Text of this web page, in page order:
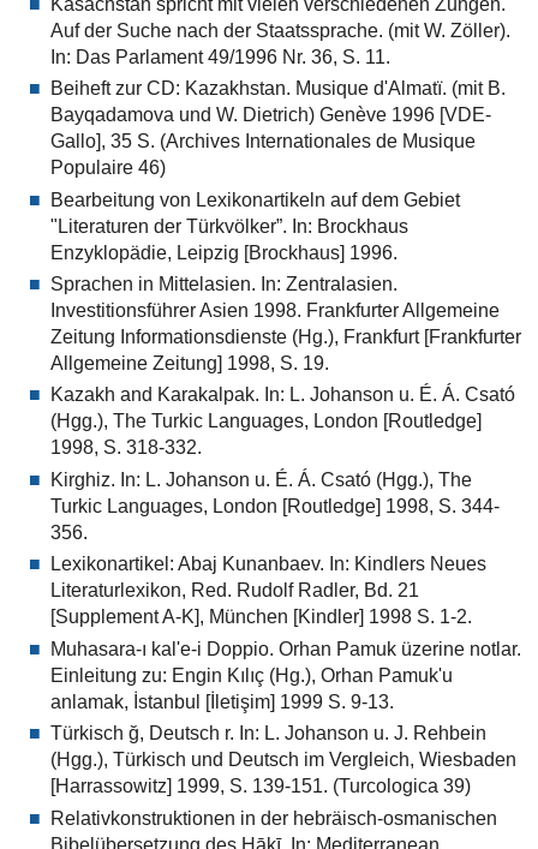
Auf der Suche nach der Staatssprache. (mit W. Zöller).
In: Das Parlament 49/1996 Nr. 36, S. 11.
Beiheft zur CD: Kazakhstan. Musique d'Almatï. (mit B.
Bayqadamova und W. Dietrich) Genève 1996 [VDE-
Gallo], 35 S. (Archives Internationales de Musique
Populaire 46)
Bearbeitung von Lexikonartikeln auf dem Gebiet
"Literaturen der Türkvölker”. In: Brockhaus
Enzyklopädie, Leipzig [Brockhaus] 1996.
Sprachen in Mittelasien. In: Zentralasien.
Investitionsführer Asien 1998. Frankfurter Allgemeine
Zeitung Informationsdienste (Hg.), Frankfurt [Frankfurter
Allgemeine Zeitung] 1998, S. 19.
Kazakh and Karakalpak. In: L. Johanson u. É. Á. Csató
(Hgg.), The Turkic Languages, London [Routledge]
1998, S. 318-332.
Kirghiz. In: L. Johanson u. É. Á. Csató (Hgg.), The
Turkic Languages, London [Routledge] 1998, S. 344-
356.
Lexikonartikel: Abaj Kunanbaev. In: Kindlers Neues
Literaturlexikon, Red. Rudolf Radler, Bd. 21
[Supplement A-K], München [Kindler] 1998 S. 1-2.
Muhasara-ı kal'e-i Doppio. Orhan Pamuk üzerine notlar.
Einleitung zu: Engin Kılıç (Hg.), Orhan Pamuk'u
anlamak, İstanbul [İletişim] 1999 S. 9-13.
Türkisch ğ, Deutsch r. In: L. Johanson u. J. Rehbein
(Hgg.), Türkisch und Deutsch im Vergleich, Wiesbaden
[Harrassowitz] 1999, S. 139-151. (Turcologica 39)
Relativkonstruktionen in der hebräisch-osmanischen
Bibelübersetzung des Hākī. In: Mediterranean